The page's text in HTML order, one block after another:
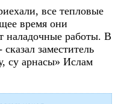
все тепловые
время они
наладочные работы. В
заместитель
су арнасы» Ислам